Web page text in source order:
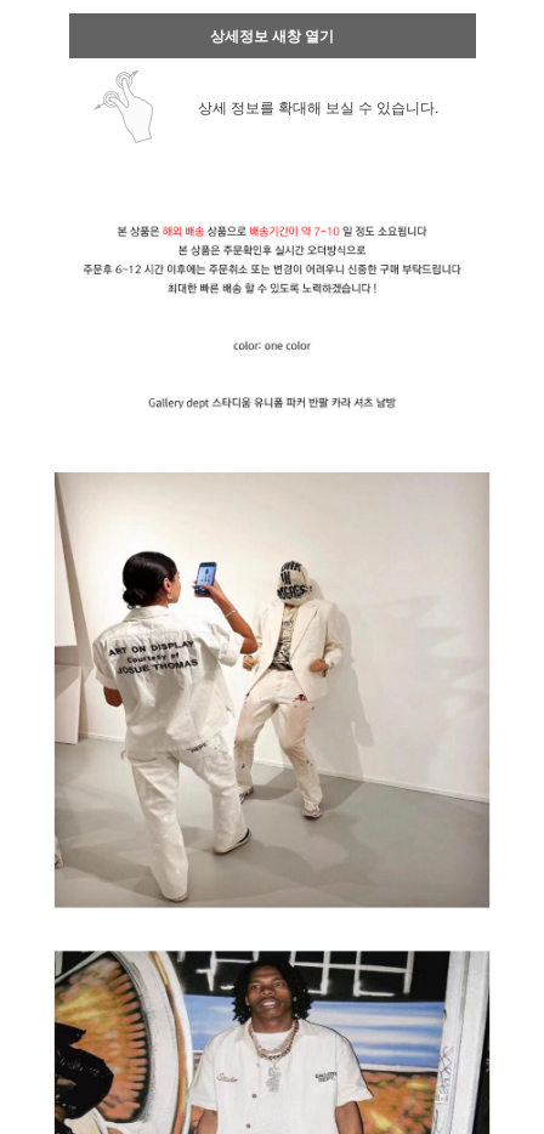
상세정보 새창 열기
상세 정보를 확대해 보실 수 있습니다.